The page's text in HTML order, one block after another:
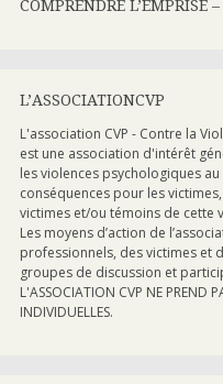
COMPRENDRE L’EMPRISE
L’ASSOCIATIONCVP
L'association CVP - Contre la
est une association d'intérêt
les violences psychologiques
conséquences pour les
victimes et/ou témoins de cette
Les moyens d’action de
professionnels, des victimes et
groupes de discussion et
L'ASSOCIATION CVP NE PREND
INDIVIDUELLES.